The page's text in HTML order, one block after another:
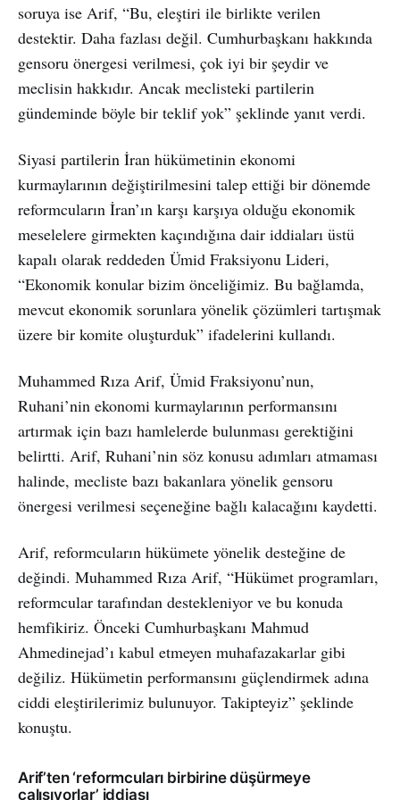
soruya ise Arif, “Bu, eleştiri ile birlikte verilen
destektir. Daha fazlası değil. Cumhurbaşkanı hakkında
gensoru önergesi verilmesi, çok iyi bir şeydir ve
meclisin hakkıdır. Ancak meclisteki partilerin
gündeminde böyle bir teklif yok” şeklinde yanıt verdi.
Siyasi partilerin İran hükümetinin ekonomi
kurmaylarının değiştirilmesini talep ettiği bir dönemde
reformcuların İran’ın karşı karşıya olduğu ekonomik
meselelere girmekten kaçındığına dair iddiaları üstü
kapalı olarak reddeden Ümid Fraksiyonu Lideri,
“Ekonomik konular bizim önceliğimiz. Bu bağlamda,
mevcut ekonomik sorunlara yönelik çözümleri tartışmak
üzere bir komite oluşturduk” ifadelerini kullandı.
Muhammed Rıza Arif, Ümid Fraksiyonu’nun,
Ruhani’nin ekonomi kurmaylarının performansını
artırmak için bazı hamlelerde bulunması gerektiğini
belirtti. Arif, Ruhani’nin söz konusu adımları atmaması
halinde, mecliste bazı bakanlara yönelik gensoru
önergesi verilmesi seçeneğine bağlı kalacağını kaydetti.
Arif, reformcuların hükümete yönelik desteğine de
değindi. Muhammed Rıza Arif, “Hükümet programları,
reformcular tarafından destekleniyor ve bu konuda
hemfikiriz. Önceki Cumhurbaşkanı Mahmud
Ahmedinejad’ı kabul etmeyen muhafazakarlar gibi
değiliz. Hükümetin performansını güçlendirmek adına
ciddi eleştirilerimiz bulunuyor. Takipteyiz” şeklinde
konuştu.
Arif’ten ‘reformcuları birbirine düşürmeye
çalışıyorlar’ iddiası